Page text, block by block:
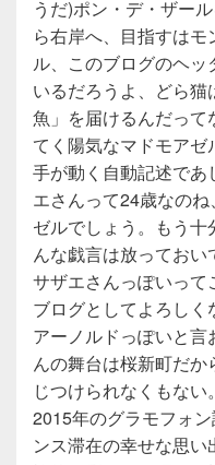
うだ)ポン・デ・ザー
ら右岸へ、目指すは
ル、このブログのヘ
いるだろうよ、どら
魚」を届けるんだっ
てく陽気なマドモア
手が動く自動記述で
エさんって24歳なの
ゼルでしょう。もう十
んな戯言は放っておい
サザエさんっぽいっ
ブログとしてよろしく
アーノルドっぽいと
んの舞台は桜新町だか
じつけられなくもない
2015年のグラモフォ
ンス滞在の幸せな思